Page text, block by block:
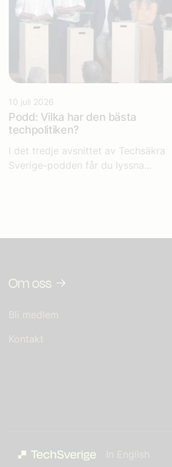
10 juli 2026
Podd: Vilka har den bästa
techpolitiken?
I det tredje avsnittet av Techsäkra
Sverige-podden får du lyssna...
Om oss
Bli medlem
Kontakt
In English